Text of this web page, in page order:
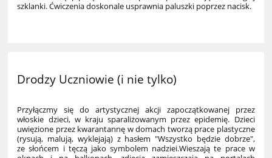
szklanki. Ćwiczenia doskonale usprawnia paluszki poprzez nacisk.
Drodzy Uczniowie (i nie tylko)
Przyłączmy się do artystycznej akcji zapoczątkowanej przez
włoskie dzieci, w kraju sparaliżowanym przez epidemię. Dzieci
uwięzione przez kwarantannę w domach tworzą prace plastyczne
(rysują, malują, wyklejają) z hasłem "Wszystko będzie dobrze",
ze słońcem i tęczą jako symbolem nadziei.Wieszają te prace w